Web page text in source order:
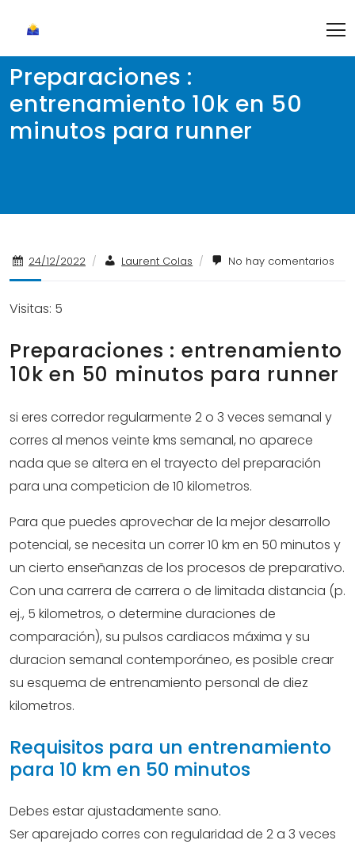
content
Preparaciones :
entrenamiento 10k en 50
minutos para runner
24/12/2022 / Laurent Colas / No hay comentarios
Visitas: 5
Preparaciones : entrenamiento
10k en 50 minutos para runner
si eres corredor regularmente 2 o 3 veces semanal y
corres al menos veinte kms semanal, no aparece
nada que se altera en el trayecto del preparación
para una competicion de 10 kilometros.
Para que puedes aprovechar de la mejor desarrollo
potencial, se necesita un correr 10 km en 50 minutos y
un cierto enseñanzas de los procesos de preparativo.
Con una carrera de carrera o de limitada distancia (p.
ej., 5 kilometros, o determine duraciones de
comparación), su pulsos cardiacos máxima y su
duracion semanal contemporáneo, es posible crear
su esquema de entrenamiento personal de diez
kilometros.
Requisitos para un entrenamiento
para 10 km en 50 minutos
Debes estar ajustadamente sano.
Ser aparejado corres con regularidad de 2 a 3 veces